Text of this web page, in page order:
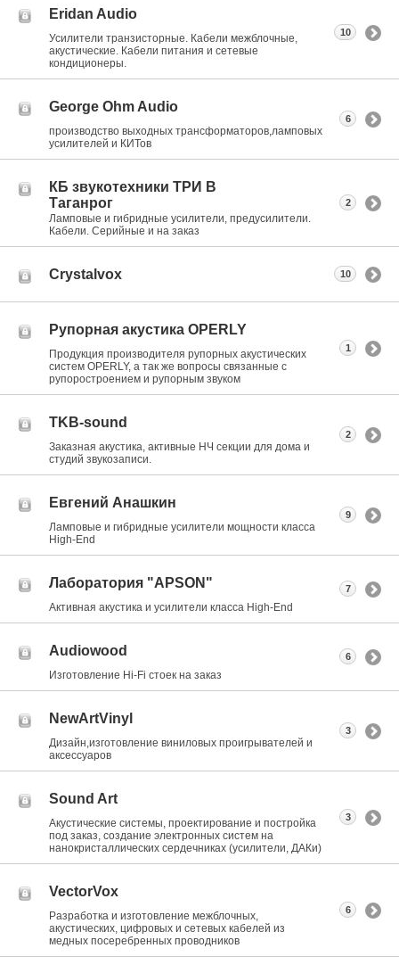
Eridan Audio
Усилители транзисторные. Кабели межблочные,
акустические. Кабели питания и сетевые
кондиционеры.
10
George Ohm Audio
производство выходных трансформаторов,ламповых
усилителей и КИТов
6
КБ звукотехники ТРИ В
Таганрог
Ламповые и гибридные усилители, предусилители.
Кабели. Серийные и на заказ
2
Crystalvox 10
Рупорная акустика OPERLY
Продукция производителя рупорных акустических
систем OPERLY, а так же вопросы связанные с
рупоростроением и рупорным звуком
1
TKB-sound
Заказная акустика, активные НЧ секции для дома и
студий звукозаписи.
2
Евгений Анашкин
Ламповые и гибридные усилители мощности класса
High-End
9
Лаборатория "APSON"
Активная акустика и усилители класса Нigh-End
7
Audiowood
Изготовление Hi-Fi стоек на заказ
6
NewArtVinyl
Дизайн,изготовление виниловых проигрывателей и
аксессуаров
3
Sound Art
Акустические системы, проектирование и постройка
под заказ, создание электронных систем на
нанокристаллических сердечниках (усилители, ДАКи)
3
VectorVox
Разработка и изготовление межблочных,
акустических, цифровых и сетевых кабелей из
медных посеребренных проводников
6